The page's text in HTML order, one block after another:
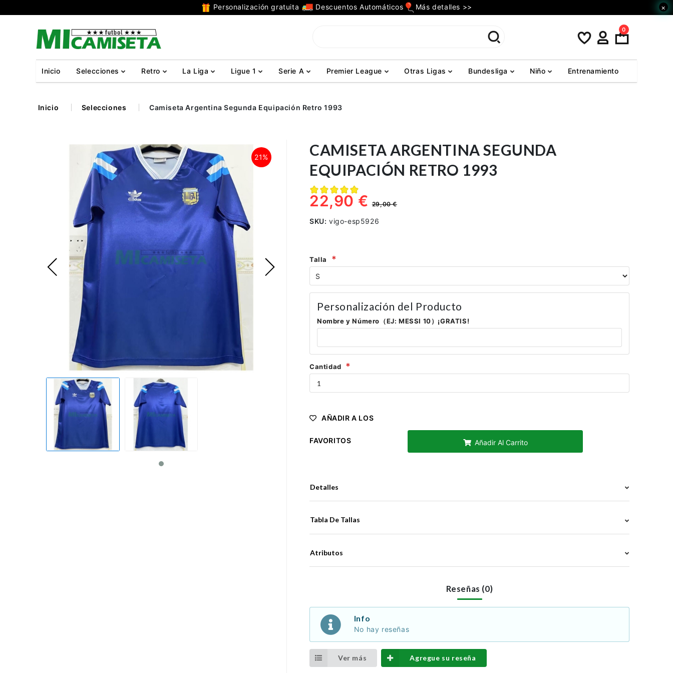
Personalización gratuita Descuentos Automáticos Más detalles >> ×
0
Inicio Selecciones Retro La Liga Ligue 1 Serie A Premier League Otras Ligas Bundesliga Niño Entrenamiento
Inicio Selecciones Camiseta Argentina Segunda Equipación Retro 1993
21%
CAMISETA ARGENTINA SEGUNDA
EQUIPACIÓN RETRO 1993
22,90 €29,00 €
SKU: vigo-esp5926
Talla
Personalización del Producto
Nombre y Número（EJ: MESSI 10）¡GRATIS!
Cantidad
AÑADIR A LOS
FAVORITOS Añadir Al Carrito
Detalles
Tabla De Tallas
Atributos
Reseñas (0)
Info
No hay reseñas
Ver más Agregue su reseña